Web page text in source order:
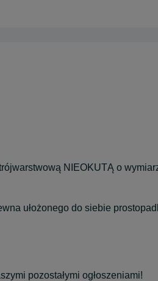
NIEOKUTĄ o
ułożonego do siebie
pozostałymi ogłoszeniami!